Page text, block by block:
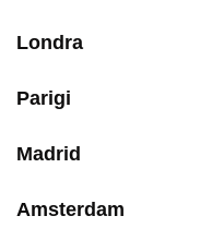
Londra
Parigi
Madrid
Amsterdam